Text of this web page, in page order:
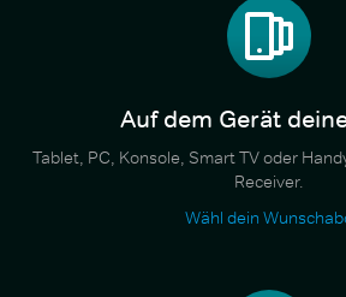
Auf dem Gerät
Tablet, PC, Konsole, Smart TV oder
Receiver.
Wähl dein